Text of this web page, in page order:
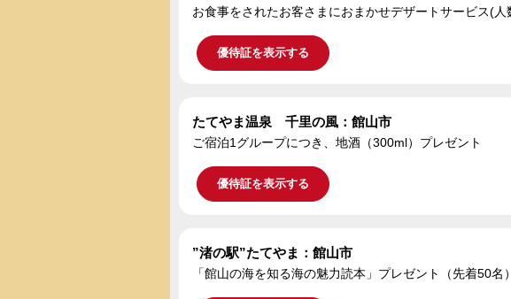
お食事をされたお客さまにおまかせデザートサービス(人
優待証を表示する
たてやま温泉 千里の風：館山市
ご宿泊1グループにつき、地酒（300ml）プレゼント
優待証を表示する
”渚の駅”たてやま：館山市
「館山の海を知る海の魅力読本」プレゼント（先着50名）